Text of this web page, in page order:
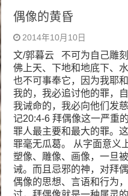
偶像的黄昏
2014年10月10日
文/郭暮云 不可为自己雕
佛上天、下地和地底下、
也不可事奉它，因为我
我的，我必追讨他的罪，
我诫命的，我必向他们发
记20:4-6 拜偶像这一严重
罪人最主要和最大的罪。
罪毫无瓜葛。 从字面意义
塑像、雕像、画像，一旦
诫。而且忌邪的神，对拜
偶像的思想、言语和行为